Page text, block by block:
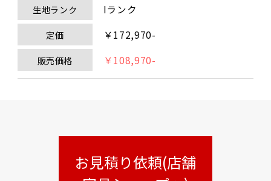
生地ランク Iランク
定価 ￥172,970-
販売価格 ￥108,970-
お見積り依頼(店舗